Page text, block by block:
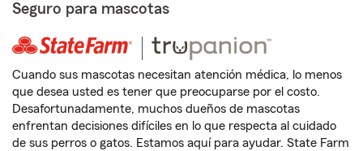
Seguro para mascotas
Cuando sus mascotas necesitan atención médica, lo menos
que desea usted es tener que preocuparse por el costo.
Desafortunadamente, muchos dueños de mascotas
enfrentan decisiones difíciles en lo que respecta al cuidado
de sus perros o gatos. Estamos aquí para ayudar. State Farm